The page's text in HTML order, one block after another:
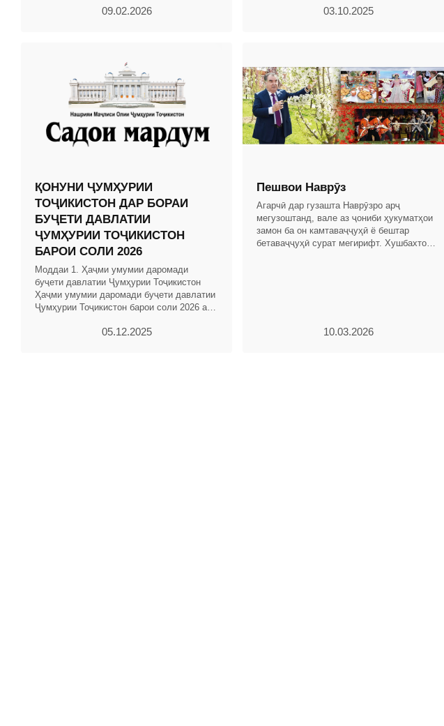
09.02.2026 03.10.2025
ҚОНУНИ ҶУМҲУРИИ
ТОҶИКИСТОН ДАР БОРАИ
БУҶЕТИ ДАВЛАТИИ
ҶУМҲУРИИ ТОҶИКИСТОН
БАРОИ СОЛИ 2026
Моддаи 1. Ҳаҷми умумии даромади
буҷети давлатии Ҷумҳурии Тоҷикистон
Ҳаҷми умумии даромади буҷети давлатии
Ҷумҳурии Тоҷикистон барои соли 2026 аз
сомонӣ муқаррар05.12.2025
Пешвои Наврӯз
Агарчӣ дар гузашта Наврӯзро арҷ
мегузоштанд, вале аз ҷониби ҳукуматҳои
замон ба он камтаваҷҷуҳӣ ё бештар
бетаваҷҷуҳӣ сурат мегирифт. Хушбахтона,
10.03.2026